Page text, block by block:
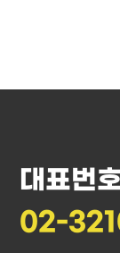
대표번
02-